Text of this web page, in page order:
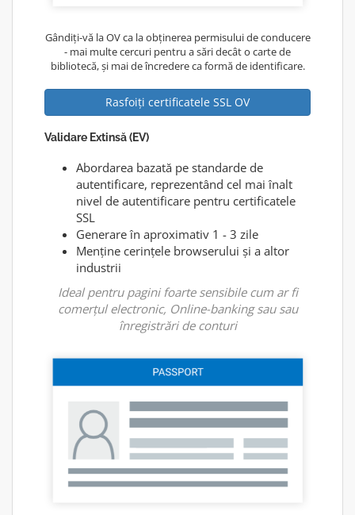
Gândiți-vă la OV ca la obținerea permisului de conducere
- mai multe cercuri pentru a sări decât o carte de
bibliotecă, și mai de încredere ca formă de identificare.
Rasfoiți certificatele SSL OV
Validare Extinsă (EV)
Abordarea bazată pe standarde de
autentificare, reprezentând cel mai înalt
nivel de autentificare pentru certificatele
SSL
Generare în aproximativ 1 - 3 zile
Menține cerințele browserului și a altor
industrii
Ideal pentru pagini foarte sensibile cum ar fi
comerțul electronic, Online-banking sau sau
înregistrări de conturi